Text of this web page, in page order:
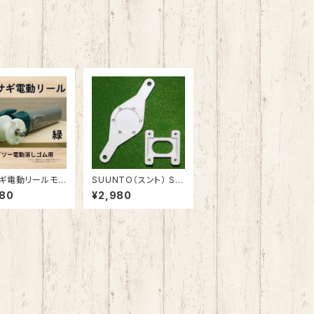
電動リールモ
（ダイソー電消
）
SUUNTO（スント） STI
NGER/SPIDER 電池交
換用治具
¥2,980